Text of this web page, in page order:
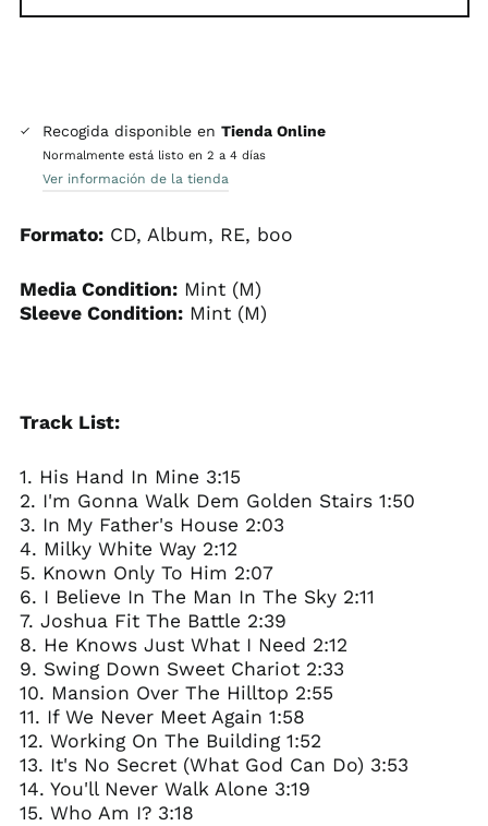
Recogida disponible en Tienda Online
Normalmente está listo en 2 a 4 días
Ver información de la tienda
Formato:CD, Album, RE, boo
Media Condition:Mint (M)
Sleeve Condition:Mint (M)
Track List:
1. His Hand In Mine 3:15
2. I'm Gonna Walk Dem Golden Stairs 1:50
3. In My Father's House 2:03
4. Milky White Way 2:12
5. Known Only To Him 2:07
6. I Believe In The Man In The Sky 2:11
7. Joshua Fit The Battle 2:39
8. He Knows Just What I Need 2:12
9. Swing Down Sweet Chariot 2:33
10. Mansion Over The Hilltop 2:55
11. If We Never Meet Again 1:58
12. Working On The Building 1:52
13. It's No Secret (What God Can Do) 3:53
14. You'll Never Walk Alone 3:19
15. Who Am I? 3:18